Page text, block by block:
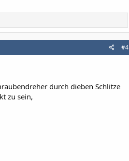
#4
durch dieben Schlitze
zu sein,